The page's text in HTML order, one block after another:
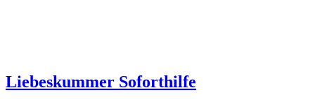
Liebeskummer Soforthilfe